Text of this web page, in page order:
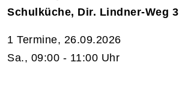
Schulküche, Dir. Lindner-Weg 3
1 Termine, 26.09.2026
Sa., 09:00 - 11:00 Uhr